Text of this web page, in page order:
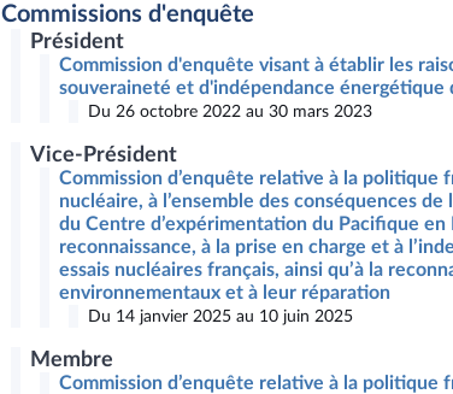
Commissions d'enquête
Président
Commission d'enquête visant à établir les
souveraineté et d'indépendance énergétique
Du 26 octobre 2022 au 30 mars 2023
Vice-Président
Commission d’enquête relative à la politique
nucléaire, à l’ensemble des conséquences
du Centre d’expérimentation du Pacifique en
reconnaissance, à la prise en charge et à
essais nucléaires français, ainsi qu’à la
environnementaux et à leur réparation
Du 14 janvier 2025 au 10 juin 2025
Membre
Commission d’enquête relative à la politique